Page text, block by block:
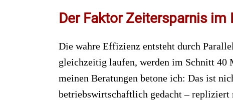
Der Faktor Zeitersparnis im
Die wahre Effizienz entsteht durch
gleichzeitig laufen, werden im Schnitt 40
meinen Beratungen betone ich: Das ist
betriebswirtschaftlich gedacht – repliziert